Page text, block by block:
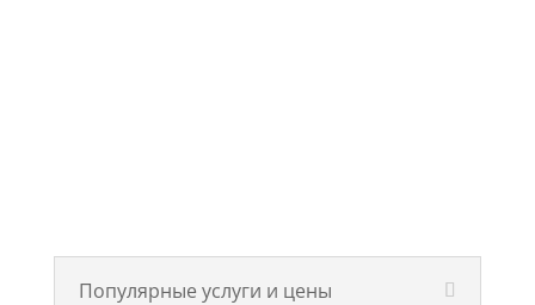
Популярные услуги и цены